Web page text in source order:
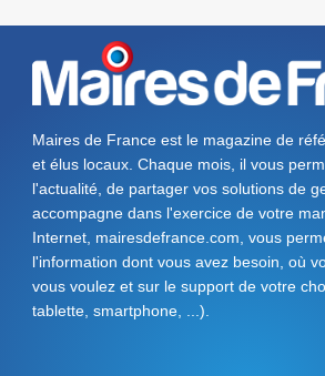
Maires de France est le magazine de
et élus locaux. Chaque mois, il vous
l'actualité, de partager vos solutions de
accompagne dans l'exercice de votre
Internet, mairesdefrance.com, vous
l'information dont vous avez besoin, où
vous voulez et sur le support de votre
tablette, smartphone, ...).